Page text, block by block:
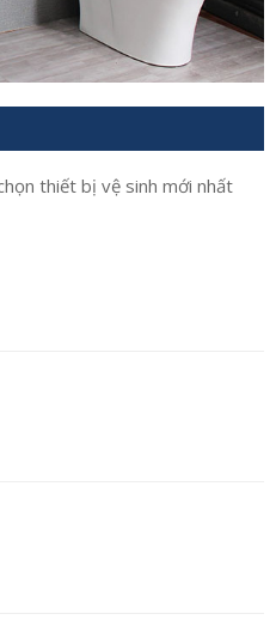
thiết bị vệ sinh mới nhất